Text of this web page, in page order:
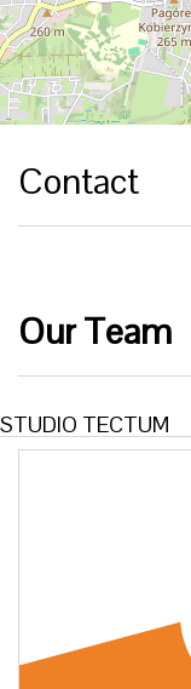
Contact
Our Team
STUDIO TECTUM